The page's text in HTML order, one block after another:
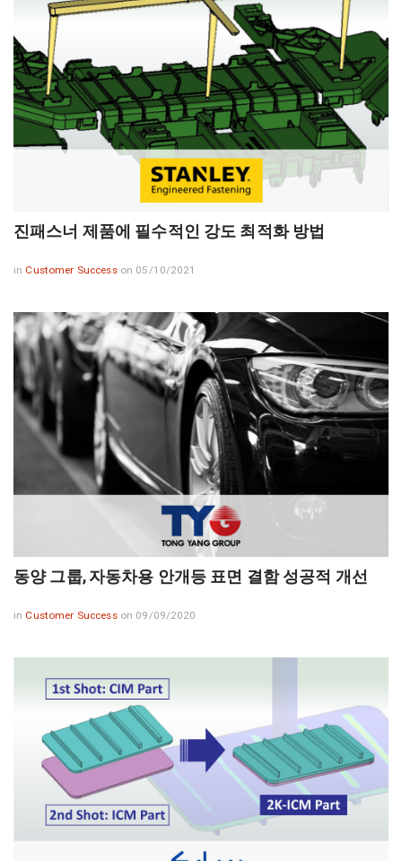
진패스너 제품에 필수적인 강도 최적화 방법
in Customer Success on 05/10/2021
동양 그룹, 자동차용 안개등 표면 결함 성공적 개선
in Customer Success on 09/09/2020